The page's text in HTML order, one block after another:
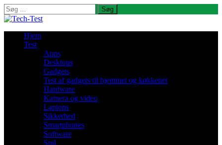
Søg
efter:
Hjem
Test
Apps
Desktops
Gadgets
Test af gadgets til hjemmet og køkkenet
Hardware
Kamera og video
Laptops
Sikkerhed
Smartphones
Software
Spil